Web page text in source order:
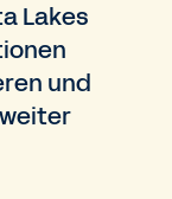
Lakes
und